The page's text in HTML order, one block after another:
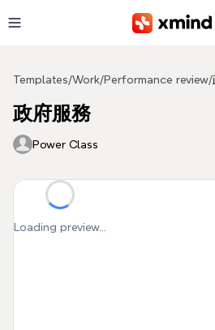
Templates/Work/Performance review/
政府服務
Power Class
Loading preview...